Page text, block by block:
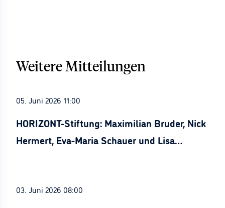
Weitere Mitteilungen
05. Juni 2026 11:00
HORIZONT-Stiftung: Maximilian Bruder, Nick
Hermert, Eva-Maria Schauer und Lisa
03. Juni 2026 08:00